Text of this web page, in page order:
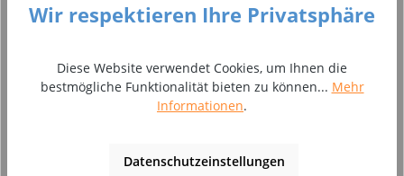
4 XL
Produkt Anzahl: Gib den gewünschten
In den Warenkorb
Zum Merkzettel hinzufügen
Wir respektieren Ihre Privatsphäre
Diese Website verwendet Cookies, um Ihnen die
bestmögliche Funktionalität bieten zu können... Mehr
Informationen.
Datenschutzeinstellungen